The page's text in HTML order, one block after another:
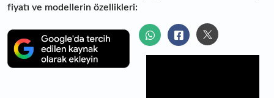
fiyatı ve modellerin özellikleri: